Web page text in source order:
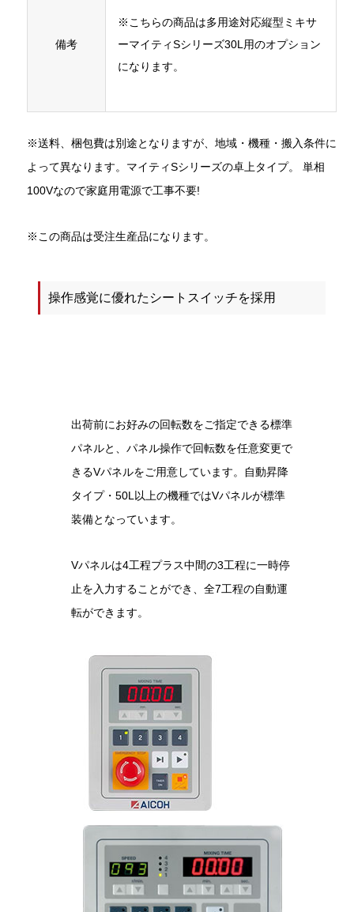
備考
※こちらの商品は多用途対応縦型ミキサ
ーマイティSシリーズ30L用のオプション
になります。
※送料、梱包費は別途となりますが、地域・機種・搬入条件に
よって異なります。マイティSシリーズの卓上タイプ。 単相
100Vなので家庭用電源で工事不要!
※この商品は受注生産品になります。
操作感覚に優れたシートスイッチを採用
出荷前にお好みの回転数をご指定できる標準
パネルと、パネル操作で回転数を任意変更で
きるVパネルをご用意しています。自動昇降
タイプ・50L以上の機種ではVパネルが標準
装備となっています。
Vパネルは4工程プラス中間の3工程に一時停
止を入力することができ、全7工程の自動運
転ができます。